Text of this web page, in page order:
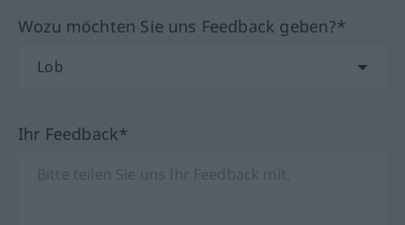
Wozu möchten Sie uns Feedback geben?*
Ihr Feedback*